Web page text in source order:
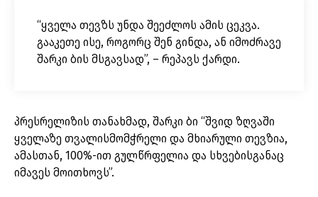
“ყველა თევზს უნდა შეეძლოს ამის ცეკვა.
გააკეთე ისე, როგორც შენ გინდა, ან იმოძრავე
შარკი ბის მსგავსად”, – რეპავს ქარდი.
პრესრელიზის თანახმად, შარკი ბი “შვიდ ზღვაში
ყველაზე თვალისმომჭრელი და მხიარული თევზია,
ამასთან, 100%-ით გულწრფელია და სხვებისგანაც
იმავეს მოითხოვს”.